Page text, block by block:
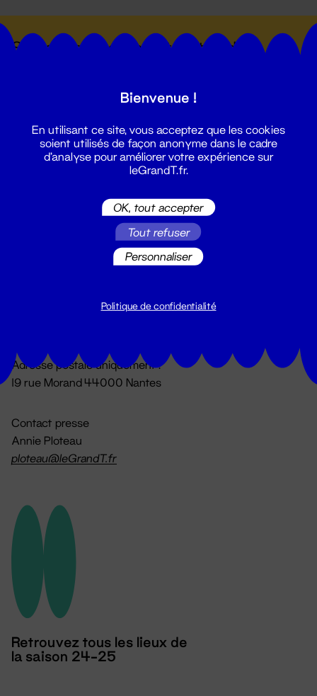
Suivez toutes les actualités du
Du lundi au vendredi 14h → 18h
Adresse postale uniquement :
19 rue Morand 44000 Nantes
Contact presse
Annie Ploteau
ploteau@leGrandT.fr
Retrouvez tous les lieux de
la saison 24-25
Bienvenue !
En utilisant ce site, vous acceptez que les cookies
soient utilisés de façon anonyme dans le cadre
d'analyse pour améliorer votre expérience sur
leGrandT.fr.
OK, tout accepter
Tout refuser
Personnaliser
Politique de confidentialité